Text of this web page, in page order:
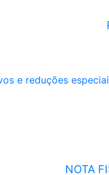
e reduções
NOTA